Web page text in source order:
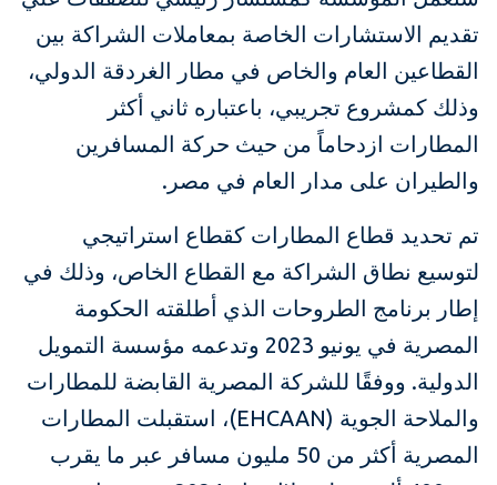
تقديم الاستشارات الخاصة بمعاملات الشراكة بين
القطاعين العام والخاص في مطار الغردقة الدولي،
وذلك كمشروع تجريبي، باعتباره ثاني أكثر
المطارات ازدحاماً من حيث حركة المسافرين
والطيران على مدار العام في مصر.
تم تحديد قطاع المطارات كقطاع استراتيجي
لتوسيع نطاق الشراكة مع القطاع الخاص، وذلك في
إطار برنامج الطروحات الذي أطلقته الحكومة
المصرية في يونيو 2023 وتدعمه مؤسسة التمويل
الدولية. ووفقًا للشركة المصرية القابضة للمطارات
والملاحة الجوية (EHCAAN)، استقبلت المطارات
المصرية أكثر من 50 مليون مسافر عبر ما يقرب